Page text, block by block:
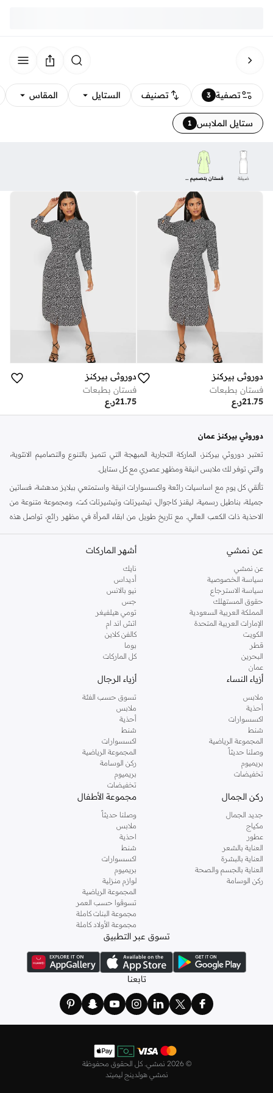
تصفية 3 تصنيف الستايل المقاس
ستايل الملابس 1
ضيقة فستان بتصميم قميص
دوروثي بيركنز
فستان بطبعات
ر.ع21.75
دوروثي بيركنز
فستان بطبعات
ر.ع21.75
دوروثي بيركنز عمان
تعتبر دوروثي بيركنز، الماركة التجارية المبهجة التي تتميز بالتنوع والتصاميم الانثوية،
والتي توفر لك ملابس انيقة ومظهر عصري مع كل ستايل.
تألقي كل يوم مع اساسيات رائعة واكسسوارات انيقة واستمتعي ببلايز مدهشة، فساتين
جميلة، بناطيل رسمية، ليقنز كاجوال، تيشيرتات وتيشيرتات كت، ومجموعة متنوعة من
الاحذية ذات الكعب العالي. مع تاريخ طويل من ابقاء المرأة في مظهر رائع، تواصل هذه
كنت تقومين بتجديد خزانة ملابسك الملائمة للعمل، البحث عن فستان مثالي للحفلات او
اليه.
تسوقي دوروثي بيركنز اون لاين مسقط
تسوقي دوروثي بيركنز اون لاين من نمشي واستمتعي باكثر من الف ستايل من مجموعة
دوروثي بيركنز الشهيرة. تصفحي المجموعة كاملة في متجر دوروثي بيركنز اون لاين او
استخدمي القائمة لتحديد تجربة تسوق دوروثي بيركنز اون لاين. خدمة التوصيل السريعة
والدعم الاستثنائي يضمن لك تجربة تسوق ممتعة دائما مع نمشي.
عن نمشي
عن نمشي
سياسة الخصوصية
سياسة الاسترجاع
حقوق المستهلك
المملكة العربية السعودية
الإمارات العربية المتحدة
الكويت
قطر
البحرين
عمان
أشهر الماركات
نايك
أديداس
نيو بالانس
جس
تومي هيلفيغر
اتش اند ام
كالفن كلاين
بوما
كل الماركات
أزياء النساء
ملابس
أحذية
اكسسوارات
شنط
المجموعة الرياضية
وصلنا حديثاً
بريميوم
تخفيضات
أزياء الرجال
تسوق حسب الفئة
ملابس
أحذية
شنط
اكسسوارات
المجموعة الرياضية
ركن الوسامة
بريميوم
تخفيضات
ركن الجمال
جديد الجمال
مكياج
عطور
العناية بالشعر
العناية بالبشرة
العناية بالجسم والصحة
ركن الوسامة
مجموعة الأطفال
وصلنا حديثاً
ملابس
احذية
شنط
اكسسوارات
بريميوم
لوازم منزلية
المجموعة الرياضية
تسوقوا حسب العمر
مجموعة البنات كاملة
مجموعة الأولاد كاملة
تسوق عبر التطبيق
تابعنا
© 2026 نمشي. كل الحقوق محفوظة
نمشي هولدينج ليميتد